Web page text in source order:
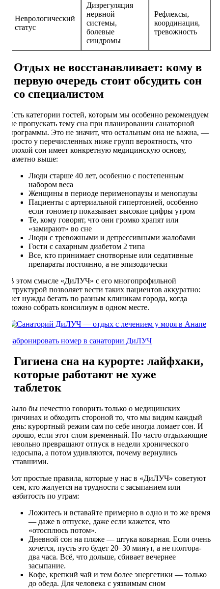
Неврологический
статус
Дизрегуляция
нервной
системы,
болевые
синдромы
Рефлексы,
координация,
тревожность
Отдых не восстанавливает: кому в
первую очередь стоит обсудить сон
со специалистом
Есть категории гостей, которым мы особенно рекомендуем
не пропускать тему сна при планировании санаторной
программы. Это не значит, что остальным она не важна, —
просто у перечисленных ниже групп вероятность, что
плохой сон имеет конкретную медицинскую основу,
заметно выше:
Люди старше 40 лет, особенно с постепенным
набором веса
Женщины в периоде перименопаузы и менопаузы
Пациенты с артериальной гипертонией, особенно
если тонометр показывает высокие цифры утром
Те, кому говорят, что они громко храпят или
«замирают» во сне
Люди с тревожными и депрессивными жалобами
Гости с сахарным диабетом 2 типа
Все, кто принимает снотворные или седативные
препараты постоянно, а не эпизодически
В этом смысле «ДиЛУЧ» с его многопрофильной
структурой позволяет вести таких пациентов аккуратно:
нет нужды бегать по разным клиникам города, когда
можно собрать консилиум в одном месте.
Забронировать номер в санатории ДиЛУЧ
Гигиена сна на курорте: лайфхаки,
которые работают не хуже
таблеток
Было бы нечестно говорить только о медицинских
причинах и обходить стороной то, что мы видим каждый
день: курортный режим сам по себе иногда ломает сон. И
хорошо, если этот слом временный. Но часто отдыхающие
невольно превращают отпуск в недели хронического
недосыпа, а потом удивляются, почему вернулись
уставшими.
Вот простые правила, которые у нас в «ДиЛУЧ» советуют
всем, кто жалуется на трудности с засыпанием или
разбитость по утрам:
Ложитесь и вставайте примерно в одно и то же время
— даже в отпуске, даже если кажется, что
«отосплюсь потом».
Дневной сон на пляже — штука коварная. Если очень
хочется, пусть это будет 20–30 минут, а не полтора-
два часа. Всё, что дольше, сбивает вечернее
засыпание.
Кофе, крепкий чай и тем более энергетики — только
до обеда. Для человека с уязвимым сном